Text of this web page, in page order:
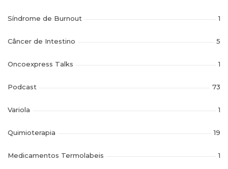
Síndrome de Burnout 1
Câncer de Intestino 5
Oncoexpress Talks 1
Podcast 73
Variola 1
Quimioterapia 19
Medicamentos Termolabeis 1